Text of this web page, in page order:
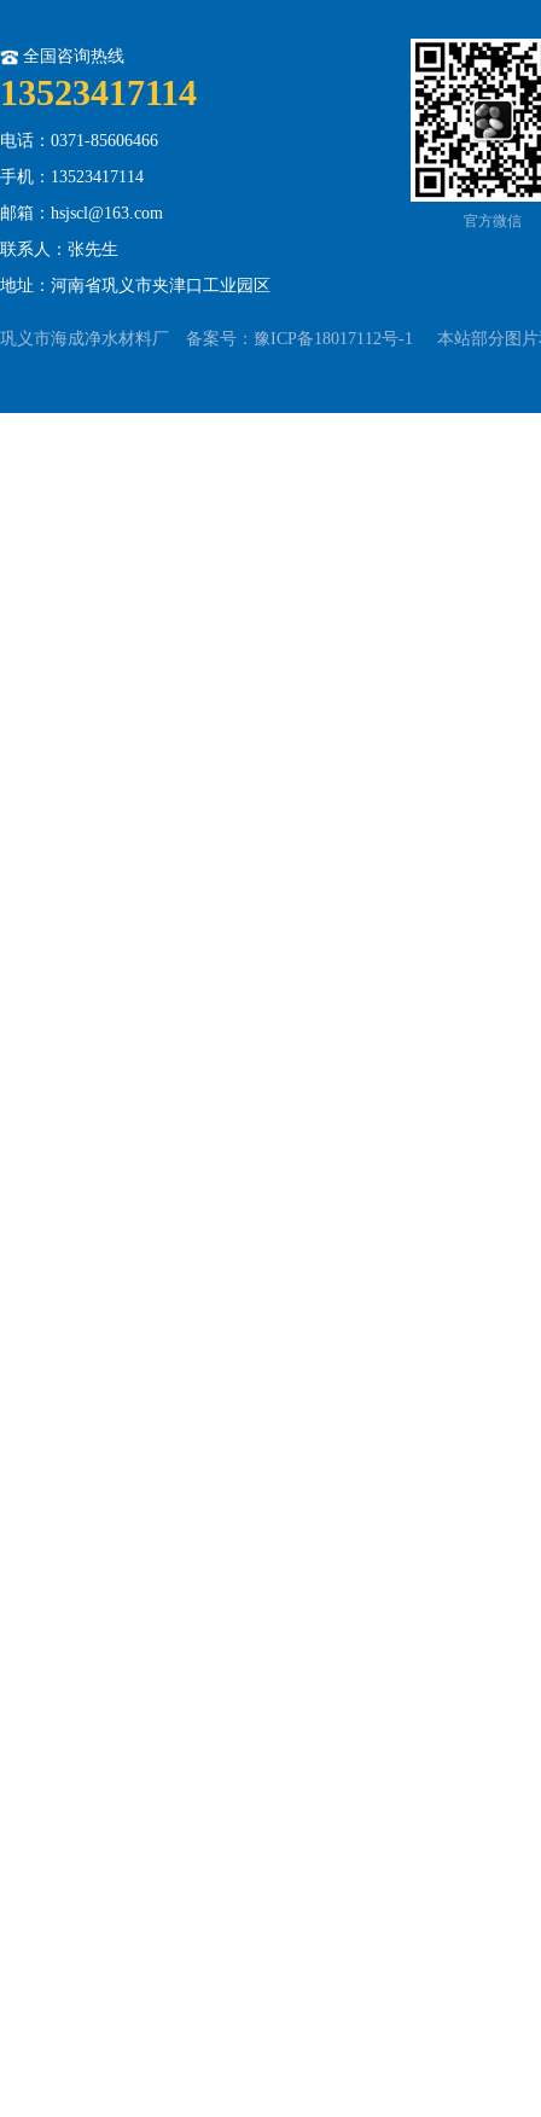
全国咨询热线
13523417114
电话：0371-85606466
手机：13523417114
邮箱：hsjscl@163.com
联系人：张先生
地址：河南省巩义市夹津口工业园区
巩义市海成净水材料厂 备案号： 豫ICP备18017112号-1 本站部分图片
官方微信